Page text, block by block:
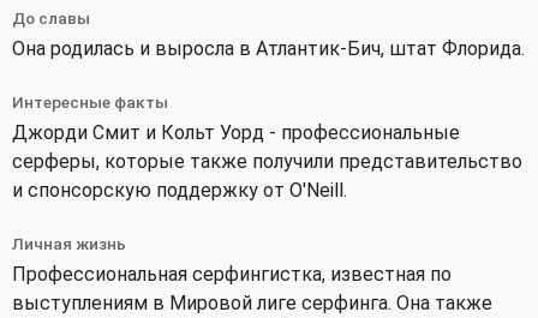
До славы
Она родилась и выросла в Атлантик-Бич, штат Флорида.
Интересные факты
Джорди Смит и Кольт Уорд - профессиональные
серферы, которые также получили представительство
и спонсорскую поддержку от O'Neill.
Личная жизнь
Профессиональная серфингистка, известная по
выступлениям в Мировой лиге серфинга. Она также